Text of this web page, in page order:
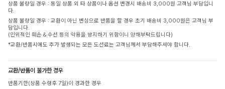
상품 불량일 경우 : 동일 상품 외 타 상품이나 옵션 변경시 배송비 3,000원 고객님 부담입니
다.
상품 불량일 경우 : 교환이 아닌 변심으로 반품을 할 경우 초기 배송비 3,000원은 고객님 부
담입니다.
(인위적인 훼손 & 수선 등의 악용을 방지하기 위함이니 양해부탁드립니다)
*교환/반품시에도 추가 발생되는 모든 도선료는 고객님께서 부담해주셔야 합니다.
교환/반품이 불가한 경우
반품기한(상품 수령후 7일)이 경과한 경우